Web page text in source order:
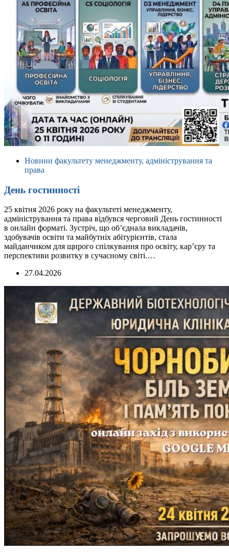
Новини факультету менеджменту, адміністрування та
права
День гостинності
25 квітня 2026 року на факультеті менеджменту,
адміністрування та права відбувся черговий День гостинності
в онлайн форматі. Зустріч, що об’єднала викладачів,
здобувачів освіти та майбутніх абітурієнтів, стала
майданчиком для щирого спілкування про освіту, кар’єру та
перспективи розвитку в сучасному світі.…
27.04.2026